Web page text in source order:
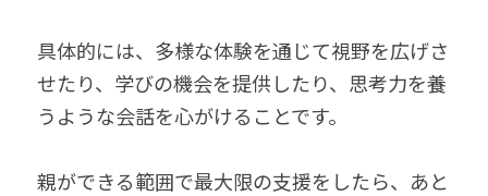
具体的には、多様な体験を通じて視野を広げさ
せたり、学びの機会を提供したり、思考力を養
うような会話を心がけることです。
親ができる範囲で最大限の支援をしたら、あと